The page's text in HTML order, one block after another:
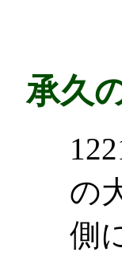
承久
の
側